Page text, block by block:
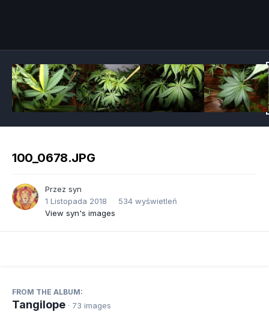
100_0678.JPG
Przez syn
1 Listopada 2018
534 wyświetleń
View syn's images
FROM THE ALBUM:
Tangilope · 73 images